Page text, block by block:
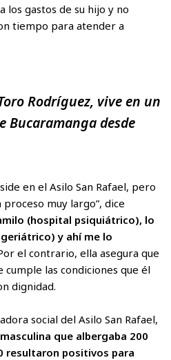
gastos de su hijo y no
tiempo para atender a
Rodríguez, vive en un
Bucaramanga desde
en el Asilo San Rafael, pero
muy largo”, dice
(hospital psiquiátrico), lo
y ahí me lo
el contrario, ella asegura que
cumple las condiciones que él
dignidad.
social del Asilo San Rafael,
que albergaba 200
resultaron positivos para